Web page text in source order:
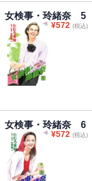
女検事・玲緒奈 5
¥572 (税込)
女検事・玲緒奈 6
¥572 (税込)